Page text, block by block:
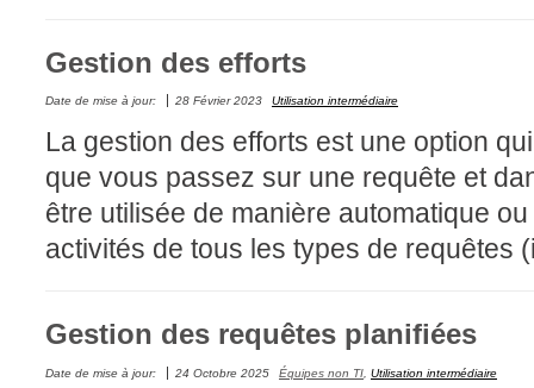
M'inscrire au
MailIntegration
Mobile Octopus
niveaux
Gestion des efforts
Date de mise à jour: 28 Février 2023 Utilisation intermédiaire
La gestion des efforts est une option
que vous passez sur une requête et
être utilisée de manière automatique
activités de tous les types de requêtes
Gestion des requêtes planifiées
Date de mise à jour: 24 Octobre 2025 Équipes non TI Utilisation intermédiaire